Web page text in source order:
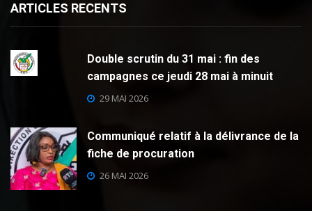
ARTICLES RECENTS
Double scrutin du 31 mai : fin des
campagnes ce jeudi 28 mai à minuit
29 MAI 2026
Communiqué relatif à la délivrance de la
fiche de procuration
26 MAI 2026